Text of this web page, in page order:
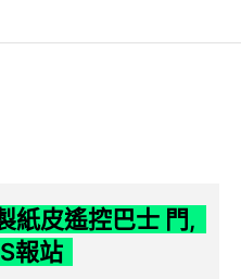
紙皮遙控巴士 門,
報站